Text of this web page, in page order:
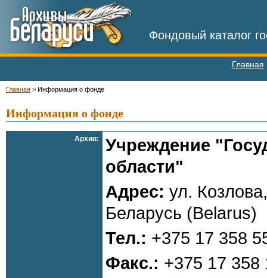
Фондовый каталог
Главная
Главная > Информация о фонде
Информация о фонде
Архив:
Учреждение
области"
Адрес: ул.
Беларусь (Belarus)
Тел.: +375 17 358
Факс.: +375 17 358